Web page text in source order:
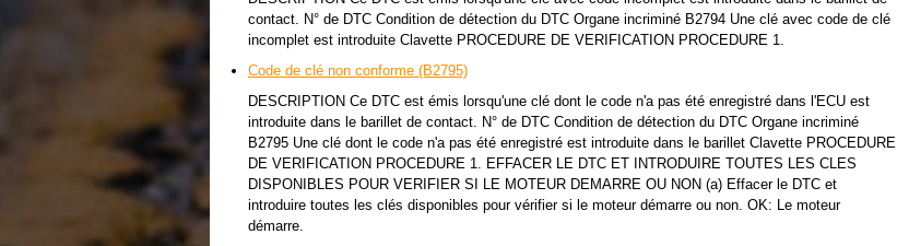
contact. N° de DTC Condition de détection du DTC Organe incriminé B2794 Une clé avec code de clé
incomplet est introduite Clavette PROCEDURE DE VERIFICATION PROCEDURE 1.
Code de clé non conforme (B2795)
DESCRIPTION Ce DTC est émis lorsqu'une clé dont le code n'a pas été enregistré dans l'ECU est
introduite dans le barillet de contact. N° de DTC Condition de détection du DTC Organe incriminé
B2795 Une clé dont le code n'a pas été enregistré est introduite dans le barillet Clavette PROCEDURE
DE VERIFICATION PROCEDURE 1. EFFACER LE DTC ET INTRODUIRE TOUTES LES CLES
DISPONIBLES POUR VERIFIER SI LE MOTEUR DEMARRE OU NON (a) Effacer le DTC et
introduire toutes les clés disponibles pour vérifier si le moteur démarre ou non. OK: Le moteur
démarre.